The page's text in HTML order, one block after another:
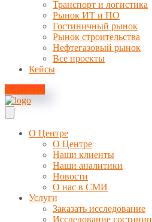
Транспорт и логистика
Рынок ИТ и ПО
Гостиничный рынок
Рынок строительства
Нефтегазовый рынок
Все проекты
Кейсы
Контакты
О Центре
О Центре
Наши клиенты
Наши аналитики
Новости
О нас в СМИ
Услуги
Заказать исследование
Исследование гостиниц